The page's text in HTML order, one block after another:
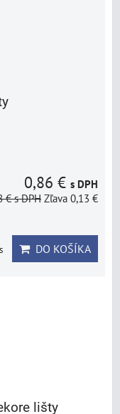
0,86 € s DPH
€s DPH Zľava 0,13 €
DO KOŠÍKA
lišty